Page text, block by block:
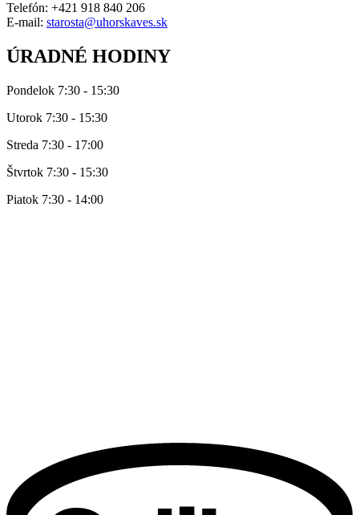
Telefón: +421 918 840 206
E-mail: starosta@uhorskaves.sk
ÚRADNÉ HODINY
Pondelok 7:30 - 15:30
Utorok 7:30 - 15:30
Streda 7:30 - 17:00
Štvrtok 7:30 - 15:30
Piatok 7:30 - 14:00